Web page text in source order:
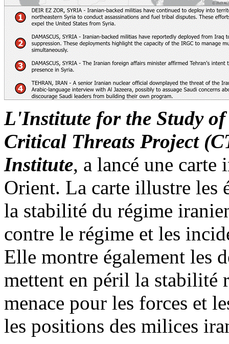
L'Institute for the Study
Critical Threats Project
Institute, a lancé une
Orient. La carte illustre les
la stabilité du régime
contre le régime et les
Elle montre également les
mettent en péril la stabilité
menace pour les forces et
les positions des milices